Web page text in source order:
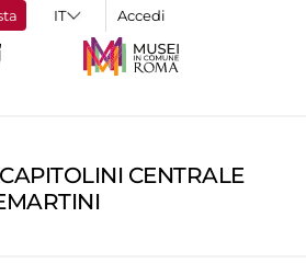
Accedi
CENTRALE